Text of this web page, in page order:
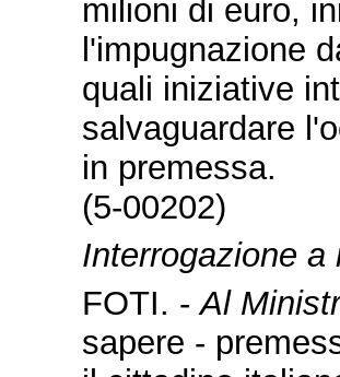
milioni di euro,
l'impugnazione
quali iniziative
salvaguardare
in premessa.
(5-00202)
Interrogazione
FOTI. -Al
sapere -